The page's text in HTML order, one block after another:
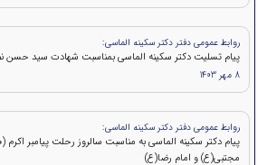
روابط عمومی دفتر دکتر سکینه الماسی:
پيام تسلیت دکتر سکینه الماسی بمناسبت شهادت سید حسن
8 مهر 1403
روابط عمومی دفتر دکتر سکینه الماسی:
پیام دکتر سکینه الماسی به مناسبت سالروز رحلت پیامبر
مجتبی(ع) و امام رضا(ع)